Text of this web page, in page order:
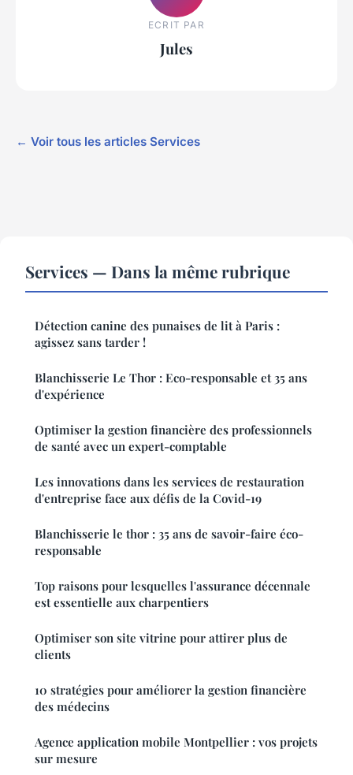
ECRIT PAR
Jules
← Voir tous les articles Services
Services — Dans la même rubrique
Détection canine des punaises de lit à Paris :
agissez sans tarder !
Blanchisserie Le Thor : Eco-responsable et 35 ans
d'expérience
Optimiser la gestion financière des professionnels
de santé avec un expert-comptable
Les innovations dans les services de restauration
d'entreprise face aux défis de la Covid-19
Blanchisserie le thor : 35 ans de savoir-faire éco-
responsable
Top raisons pour lesquelles l'assurance décennale
est essentielle aux charpentiers
Optimiser son site vitrine pour attirer plus de
clients
10 stratégies pour améliorer la gestion financière
des médecins
Agence application mobile Montpellier : vos projets
sur mesure